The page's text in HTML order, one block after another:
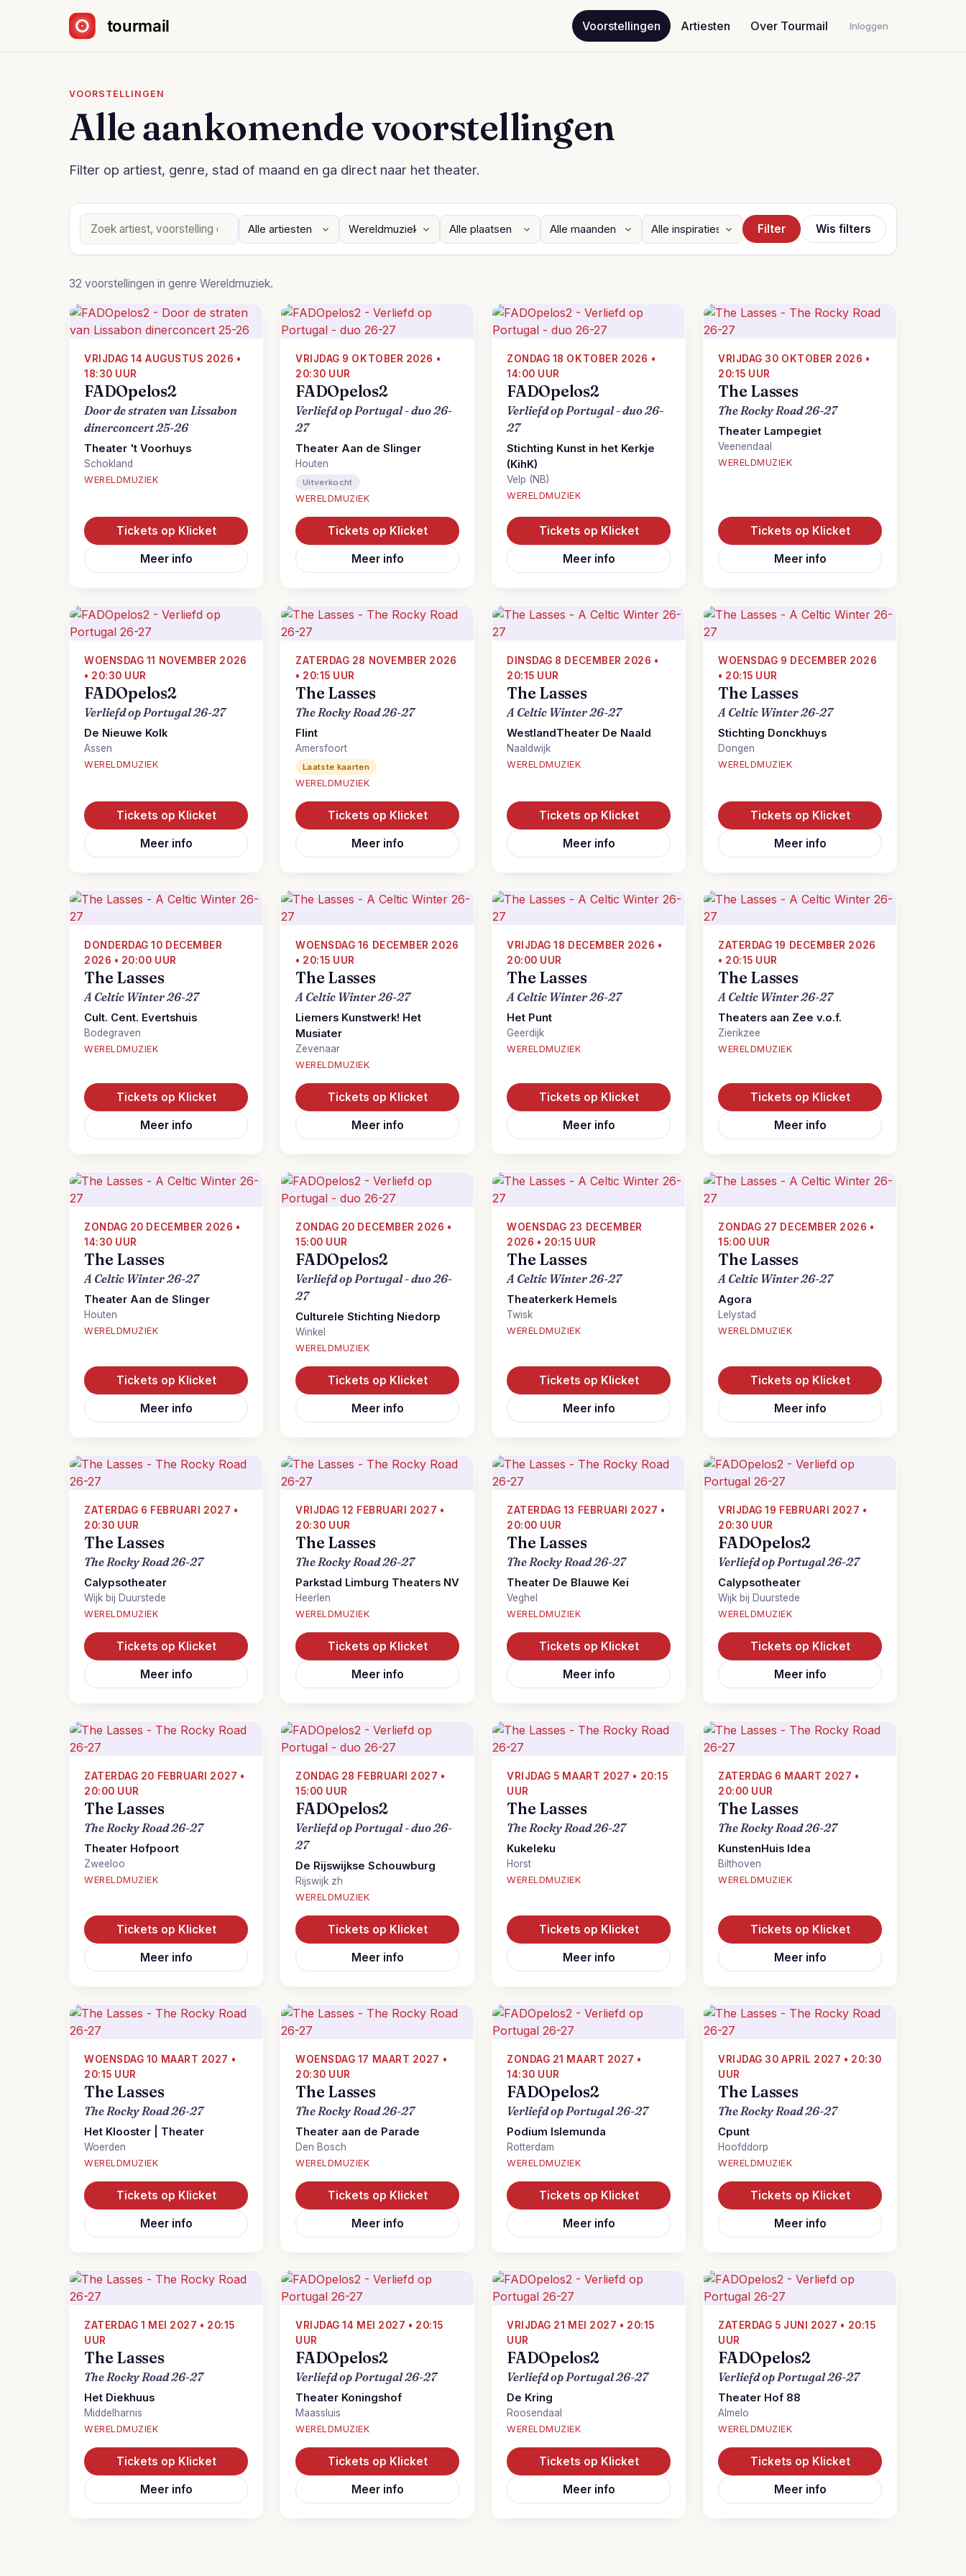
Voorstellingen
Artiesten Over Tourmail Inloggen
VOORSTELLINGEN
Alle aankomende voorstellingen
Filter op artiest, genre, stad of maand en ga direct naar het theater.
Filter Wis filters
32 voorstellingen in genre Wereldmuziek.
VRIJDAG 14 AUGUSTUS 2026 •
18:30 UUR
FADOpelos2
Door de straten van Lissabon
dinerconcert 25-26
Theater 't Voorhuys
Schokland
WERELDMUZIEK
Tickets op Klicket
Meer info
VRIJDAG 9 OKTOBER 2026 •
20:30 UUR
FADOpelos2
Verliefd op Portugal - duo 26-
27
Theater Aan de Slinger
Houten
Uitverkocht
WERELDMUZIEK
Tickets op Klicket
Meer info
ZONDAG 18 OKTOBER 2026 •
14:00 UUR
FADOpelos2
Verliefd op Portugal - duo 26-
27
Stichting Kunst in het Kerkje
(KihK)
Velp (NB)
WERELDMUZIEK
Tickets op Klicket
Meer info
VRIJDAG 30 OKTOBER 2026 •
20:15 UUR
The Lasses
The Rocky Road 26-27
Theater Lampegiet
Veenendaal
WERELDMUZIEK
Tickets op Klicket
Meer info
WOENSDAG 11 NOVEMBER 2026
• 20:30 UUR
FADOpelos2
Verliefd op Portugal 26-27
De Nieuwe Kolk
Assen
WERELDMUZIEK
Tickets op Klicket
Meer info
ZATERDAG 28 NOVEMBER 2026
• 20:15 UUR
The Lasses
The Rocky Road 26-27
Flint
Amersfoort
Laatste kaarten
WERELDMUZIEK
Tickets op Klicket
Meer info
DINSDAG 8 DECEMBER 2026 •
20:15 UUR
The Lasses
A Celtic Winter 26-27
WestlandTheater De Naald
Naaldwijk
WERELDMUZIEK
Tickets op Klicket
Meer info
WOENSDAG 9 DECEMBER 2026
• 20:15 UUR
The Lasses
A Celtic Winter 26-27
Stichting Donckhuys
Dongen
WERELDMUZIEK
Tickets op Klicket
Meer info
DONDERDAG 10 DECEMBER
2026 • 20:00 UUR
The Lasses
A Celtic Winter 26-27
Cult. Cent. Evertshuis
Bodegraven
WERELDMUZIEK
Tickets op Klicket
Meer info
WOENSDAG 16 DECEMBER 2026
• 20:15 UUR
The Lasses
A Celtic Winter 26-27
Liemers Kunstwerk! Het
Musiater
Zevenaar
WERELDMUZIEK
Tickets op Klicket
Meer info
VRIJDAG 18 DECEMBER 2026 •
20:00 UUR
The Lasses
A Celtic Winter 26-27
Het Punt
Geerdijk
WERELDMUZIEK
Tickets op Klicket
Meer info
ZATERDAG 19 DECEMBER 2026
• 20:15 UUR
The Lasses
A Celtic Winter 26-27
Theaters aan Zee v.o.f.
Zierikzee
WERELDMUZIEK
Tickets op Klicket
Meer info
ZONDAG 20 DECEMBER 2026 •
14:30 UUR
The Lasses
A Celtic Winter 26-27
Theater Aan de Slinger
Houten
WERELDMUZIEK
Tickets op Klicket
Meer info
ZONDAG 20 DECEMBER 2026 •
15:00 UUR
FADOpelos2
Verliefd op Portugal - duo 26-
27
Culturele Stichting Niedorp
Winkel
WERELDMUZIEK
Tickets op Klicket
Meer info
WOENSDAG 23 DECEMBER
2026 • 20:15 UUR
The Lasses
A Celtic Winter 26-27
Theaterkerk Hemels
Twisk
WERELDMUZIEK
Tickets op Klicket
Meer info
ZONDAG 27 DECEMBER 2026 •
15:00 UUR
The Lasses
A Celtic Winter 26-27
Agora
Lelystad
WERELDMUZIEK
Tickets op Klicket
Meer info
ZATERDAG 6 FEBRUARI 2027 •
20:30 UUR
The Lasses
The Rocky Road 26-27
Calypsotheater
Wijk bij Duurstede
WERELDMUZIEK
Tickets op Klicket
Meer info
VRIJDAG 12 FEBRUARI 2027 •
20:30 UUR
The Lasses
The Rocky Road 26-27
Parkstad Limburg Theaters NV
Heerlen
WERELDMUZIEK
Tickets op Klicket
Meer info
ZATERDAG 13 FEBRUARI 2027 •
20:00 UUR
The Lasses
The Rocky Road 26-27
Theater De Blauwe Kei
Veghel
WERELDMUZIEK
Tickets op Klicket
Meer info
VRIJDAG 19 FEBRUARI 2027 •
20:30 UUR
FADOpelos2
Verliefd op Portugal 26-27
Calypsotheater
Wijk bij Duurstede
WERELDMUZIEK
Tickets op Klicket
Meer info
ZATERDAG 20 FEBRUARI 2027 •
20:00 UUR
The Lasses
The Rocky Road 26-27
Theater Hofpoort
Zweeloo
WERELDMUZIEK
Tickets op Klicket
Meer info
ZONDAG 28 FEBRUARI 2027 •
15:00 UUR
FADOpelos2
Verliefd op Portugal - duo 26-
27
De Rijswijkse Schouwburg
Rijswijk zh
WERELDMUZIEK
Tickets op Klicket
Meer info
VRIJDAG 5 MAART 2027 • 20:15
UUR
The Lasses
The Rocky Road 26-27
Kukeleku
Horst
WERELDMUZIEK
Tickets op Klicket
Meer info
ZATERDAG 6 MAART 2027 •
20:00 UUR
The Lasses
The Rocky Road 26-27
KunstenHuis Idea
Bilthoven
WERELDMUZIEK
Tickets op Klicket
Meer info
WOENSDAG 10 MAART 2027 •
20:15 UUR
The Lasses
The Rocky Road 26-27
Het Klooster | Theater
Woerden
WERELDMUZIEK
Tickets op Klicket
Meer info
WOENSDAG 17 MAART 2027 •
20:30 UUR
The Lasses
The Rocky Road 26-27
Theater aan de Parade
Den Bosch
WERELDMUZIEK
Tickets op Klicket
Meer info
ZONDAG 21 MAART 2027 •
14:30 UUR
FADOpelos2
Verliefd op Portugal 26-27
Podium Islemunda
Rotterdam
WERELDMUZIEK
Tickets op Klicket
Meer info
VRIJDAG 30 APRIL 2027 • 20:30
UUR
The Lasses
The Rocky Road 26-27
Cpunt
Hoofddorp
WERELDMUZIEK
Tickets op Klicket
Meer info
ZATERDAG 1 MEI 2027 • 20:15
UUR
The Lasses
The Rocky Road 26-27
Het Diekhuus
Middelharnis
WERELDMUZIEK
Tickets op Klicket
Meer info
VRIJDAG 14 MEI 2027 • 20:15
UUR
FADOpelos2
Verliefd op Portugal 26-27
Theater Koningshof
Maassluis
WERELDMUZIEK
Tickets op Klicket
Meer info
VRIJDAG 21 MEI 2027 • 20:15
UUR
FADOpelos2
Verliefd op Portugal 26-27
De Kring
Roosendaal
WERELDMUZIEK
Tickets op Klicket
Meer info
ZATERDAG 5 JUNI 2027 • 20:15
UUR
FADOpelos2
Verliefd op Portugal 26-27
Theater Hof 88
Almelo
WERELDMUZIEK
Tickets op Klicket
Meer info